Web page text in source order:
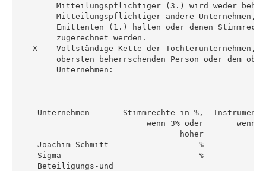
Mitteilungspflichtiger (3.) wird weder
Mitteilungspflichtiger andere Unternehmen,
Emittenten (1.) halten oder denen
        zugerechnet werden.
X    Vollständige Kette der Tochterunternehmen,
obersten beherrschenden Person oder dem
        Unternehmen:
Unternehmen       Stimmrechte in %,
wenn 3% oder       wenn
höher
Joachim Schmitt                   %
Sigma                             %
    Beteiligungs-und